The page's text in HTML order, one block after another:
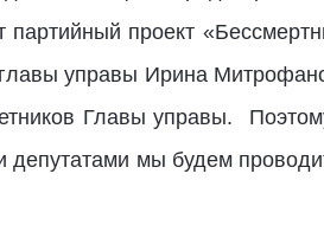
партийный проект
управы Ирина
Главы управы.
мы будем